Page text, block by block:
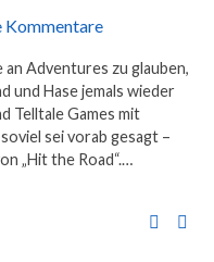
Kommentare
Adventures zu glauben,
und Hase jemals wieder
Telltale Games mit
sei vorab gesagt –
„Hit the Road“.…